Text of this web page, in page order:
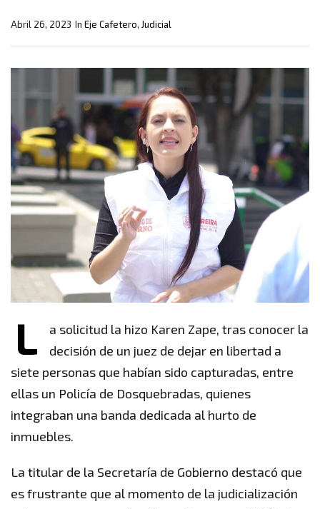
In Eje Cafetero, Judicial
Abril 26, 2023
L
a solicitud la hizo Karen Zape, tras conocer la
decisión de un juez de dejar en libertad a
siete personas que habían sido capturadas, entre
ellas un Policía de Dosquebradas, quienes
integraban una banda dedicada al hurto de
inmuebles.
La titular de la Secretaría de Gobierno destacó que
es frustrante que al momento de la judicialización